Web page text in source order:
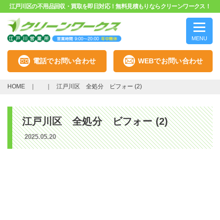
江戸川区の不用品回収・買取を即日対応！無料見積もりならクリーンワークス！
MENU
電話でお問い合わせ WEBでお問い合わせ
HOME 江戸川区 全処分 ビフォー (2)
江戸川区 全処分 ビフォー (2)
2025.05.20